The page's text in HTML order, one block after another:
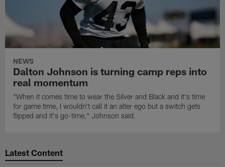
NEWS
Dalton Johnson is turning camp reps into
real momentum
"When it comes time to wear the Silver and Black and it's time
for game time, I wouldn't call it an alter ego but a switch gets
flipped and it's go-time," Johnson said.
Latest Content